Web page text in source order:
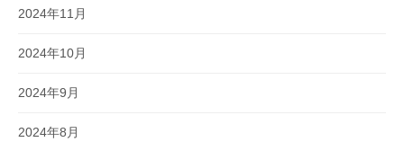
2024年11月
2024年10月
2024年9月
2024年8月